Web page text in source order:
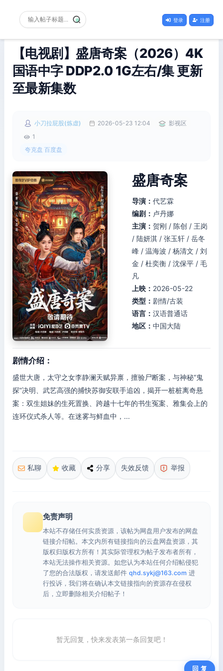
登录 注册
【电视剧】盛唐奇案（2026）4K
国语中字 DDP2.0 1G左右/集 更新
至最新集数
小刀拉屁股(炼虚) 2026-05-23 12:04
影视区
1
夸克盘 百度盘
盛唐奇案
导演： 代艺霖
编剧： 卢丹娜
主演： 贺刚 / 陈创 / 王岗
/ 陆妍淇 / 张玉轩 / 岳冬
峰 / 温海波 / 杨清文 / 刘
金 / 杜奕衡 / 沈保平 / 毛
凡
上映： 2026-05-22
类型： 剧情/古装
语言： 汉语普通话
地区： 中国大陆
剧情介绍：
盛世大唐，太守之女李静澜天赋异禀，擅验尸断案，与神秘“鬼
探”决明、武艺高强的捕快苏御安联手追凶，揭开一桩桩离奇悬
案：双生姐妹的生死置换、跨越十七年的书生冤案、雅集会上的
连环仪式杀人等。在迷雾与鲜血中，...
私聊 收藏 分享 失效反馈 举报
免责声明
本站不存储任何实质资源，该帖为网盘用户发布的网盘
链接介绍帖。本文内所有链接指向的云盘网盘资源，其
版权归版权方所有！其实际管理权为帖子发布者所有，
本站无法操作相关资源。如您认为本站任何介绍帖侵犯
了您的合法版权，请发送邮件 qhd.sykj@163.com 进
行投诉，我们将在确认本文链接指向的资源存在侵权
后，立即删除相关介绍帖子！
暂无回复，快来发表第一条回复吧！
回 复